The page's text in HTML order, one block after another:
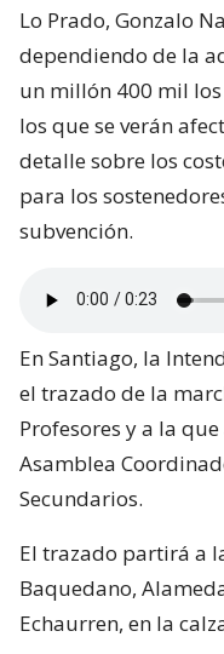
Lo Prado, Gonzalo
dependiendo de la
un millón 400 mil
los que se verán
detalle sobre los
para los
subvención.
En Santiago, la
el trazado de la
Profesores y a la
Asamblea
Secundarios.
El trazado partirá a
Baquedano,
Echaurren, en la